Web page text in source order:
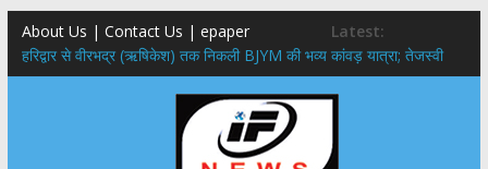
About Us | Contact Us | epaper
Latest:
​हरिद्वार से वीरभद्र (ऋषिकेश) तक निकली BJYM की भव्य कांवड़ यात्रा; तेजस्वी
सूर्या ने की देश व प्रदेशवासियों के कल्याण की कामना
नंदा की चौकी पुल हादसा: PWD के EE, AE और JE निलंबित, सीएम धामी के निर्देश
मुख्यमंत्री ने 9 लाख 87 हजार17 पेंशन लाभार्थियों को कुल 146 करोड़ 32 लाख